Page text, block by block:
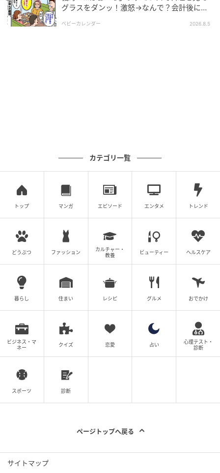
ベビーカレンダー
グラスをダンッ！激怒→なんで？会計後に知
ベビーカレンダー 2026.8.5
カテゴリ一覧
トップ マンガ エピソード エンタメ トレンド
どうぶつ ファッション
カルチャー・
教養
ビューティー ヘルスケア
暮らし 住まい レシピ グルメ おでかけ
ビジネス・マ
ネー
クイズ 恋愛 占い
心理テスト・
診断
スポーツ 診断
ページトップへ戻る
サイトマップ